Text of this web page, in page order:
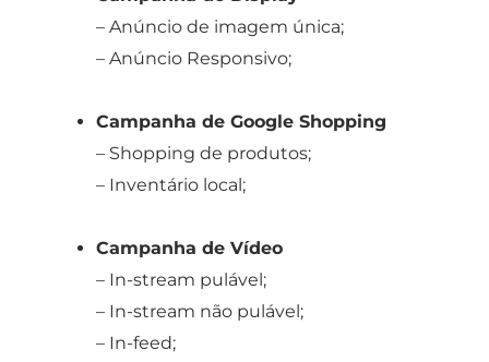
– Anúncio de imagem única;
– Anúncio Responsivo;
Campanha de Google Shopping
– Shopping de produtos;
– Inventário local;
Campanha de Vídeo
– In-stream pulável;
– In-stream não pulável;
– In-feed;